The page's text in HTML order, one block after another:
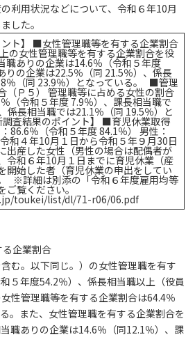
利用状況などについて、令和６年10月
した。
ト】
■女性管理職等を有する企業割合
の女性管理職等を有する企業割合を役
職ありの企業は14.6％（令和５年度
りの企業は22.5％（同 21.5％）、係長
％（同 23.9％）となっている。 ■管理
Ｐ５） 管理職等に占める女性の割合
（令和５年度 7.9％）、課長相当職で
係長相当職では21.1％（同 19.5％）と
調査結果のポイント】 ■育児休業取得
86.6％（令和５年度 84.1％） 男性：
和４年10月１日から令和５年９月30日
出産した女性（男性の場合は配偶者が
令和６年10月１日までに育児休業（産
開始した者（育児休業の申出をしてい
※詳細は別添の「令和６年度雇用均等
覧ください。
toukei/list/dl/71-r06/06.pdf
る企業割合
む。以下同じ。）の女性管理職を有す
５年度54.2％）、係長相当職以上（役員
性管理職等を有する企業割合は64.4％
る。また、女性管理職を有する企業割合を
職ありの企業は14.6％（同12.1％）、課